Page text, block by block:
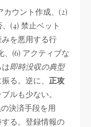
カウント作成、(2)
(4) 禁止ベット
みを悪用する行
、(6) アクティブな
即時没収の典型
る。逆に、 正攻
ルも少ない。
決済手段を用
る。登録情報の